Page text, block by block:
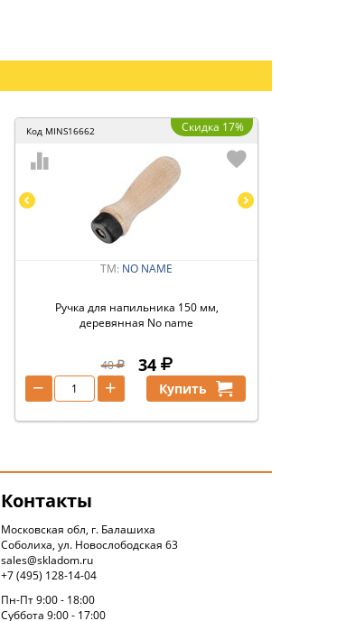
Код MINS16662 Скидка 17%
ТМ: NO NAME
Ручка для напильника 150 мм,
деревянная No name
40 34
+
− Купить
Контакты
Московская обл, г. Балашиха
Соболиха, ул. Новослободская 63
sales@skladom.ru
+7 (495) 128-14-04
Пн-Пт 9:00 - 18:00
Суббота 9:00 - 17:00